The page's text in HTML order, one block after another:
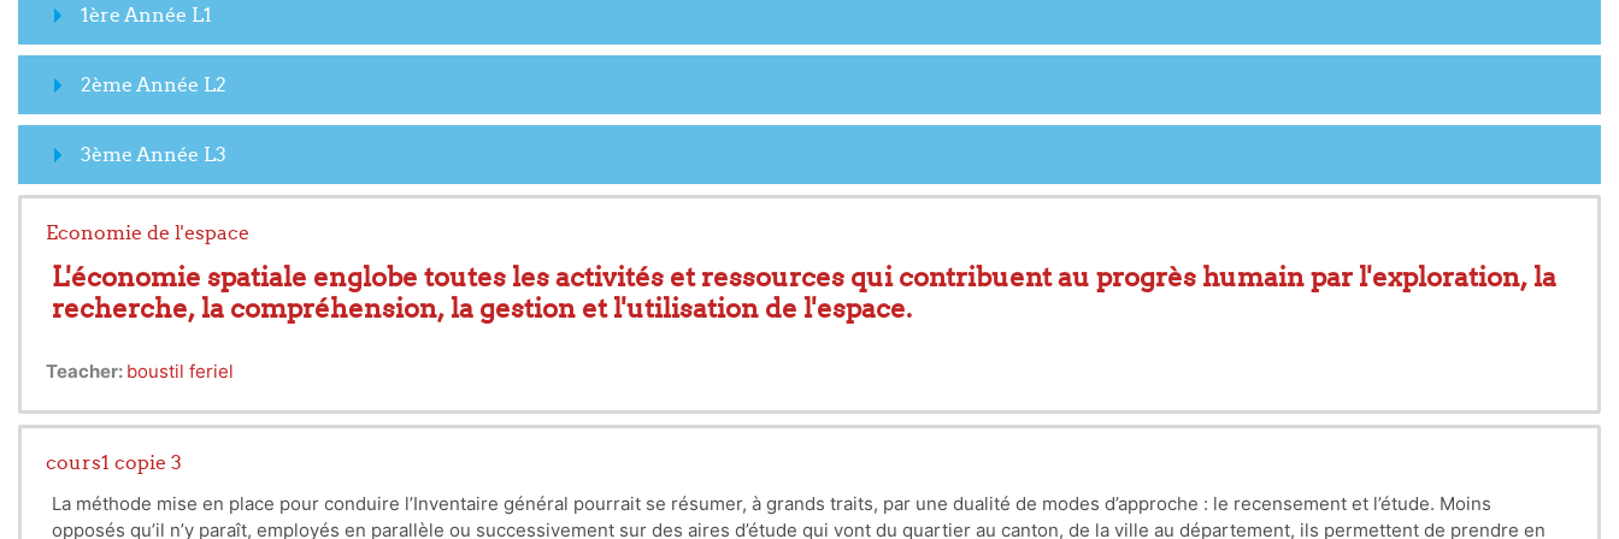
1ère Année L1
2ème Année L2
3ème Année L3
Economie de l'espace
L'économie spatiale englobe toutes les activités et ressources qui contribuent au progrès humain par l'exploration, la
recherche, la compréhension, la gestion et l'utilisation de l'espace.
L'économie spatiale est définie par l'OCDE comme
de la valeur et des avantages pour les êtres humains dans le cadre de l'exploration, de la recherche, de la
Teacher: boustil feriel
cours1 copie 3
La méthode mise en place pour conduire l’Inventaire général pourrait se résumer, à grands traits, par une dualité de modes d’approche : le recensement et l’étude. Moins
opposés qu’il n’y paraît, employés en parallèle ou successivement sur des aires d’étude qui vont du quartier au canton, de la ville au département, ils permettent de prendre en